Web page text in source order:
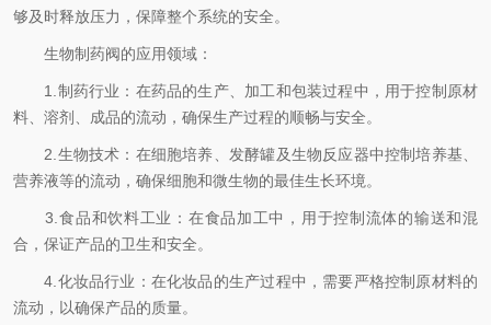
够及时释放压力，保障整个系统的安全。
生物制药阀的应用领域：
1.制药行业：在药品的生产、加工和包装过程中，用于控制原材
料、溶剂、成品的流动，确保生产过程的顺畅与安全。
2.生物技术：在细胞培养、发酵罐及生物反应器中控制培养基、
营养液等的流动，确保细胞和微生物的最佳生长环境。
3.食品和饮料工业：在食品加工中，用于控制流体的输送和混
合，保证产品的卫生和安全。
4.化妆品行业：在化妆品的生产过程中，需要严格控制原材料的
流动，以确保产品的质量。